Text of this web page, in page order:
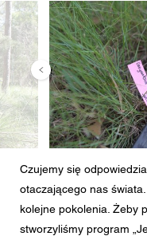
Obraz
Czujemy się
otaczającego nas
kolejne pokolenia. Żeby
stworzyliśmy program
Email
Kraj
Kod pocztowy
Jestem
Wiadomość